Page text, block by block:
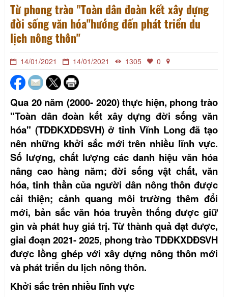
Từ phong trào "Toàn dân đoàn kết xây dựng
đời sống văn hóa"hướng đến phát triển du
lịch nông thôn"
14/01/2021 14/01/2021 1305 0
Qua 20 năm (2000- 2020) thực hiện, phong trào
"Toàn dân đoàn kết xây dựng đời sống văn
hóa" (TDĐKXDĐSVH) ở tỉnh Vĩnh Long đã tạo
nên những khởi sắc mới trên nhiều lĩnh vực.
Số lượng, chất lượng các danh hiệu văn hóa
nâng cao hàng năm; đời sống vật chất, văn
hóa, tinh thần của người dân nông thôn được
cải thiện; cảnh quang môi trường thêmđổi
mới, bản sắc văn hóa truyền thống được giữ
gìn và phát huy giá trị. Từ thành quả đạt được,
giai đoạn 2021- 2025, phong trào TDĐKXDĐSVH
được lồng ghép với xây dựng nông thôn mới
và phát triển du lịch nông thôn.
Khởi sắc trên nhiều lĩnh vực